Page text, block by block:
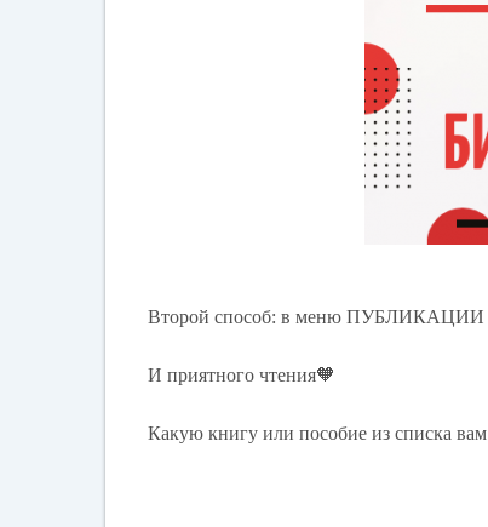
Второй способ: в меню ПУБЛИКАЦИИ
И приятного чтения🧡
Какую книгу или пособие из списка вам